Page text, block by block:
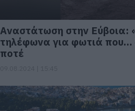
Aναστάτωση στην Εύβοια:
τηλέφωνα για φωτιά που…
ποτέ